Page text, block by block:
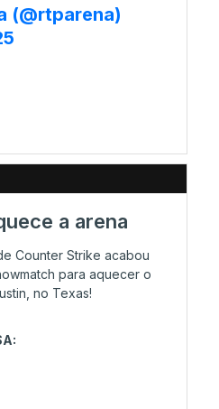
3
na Stage 2
ao 0-2
em apuros
(@rtparena)
a arena
Counter Strike acabou
para aquecer o
no Texas!